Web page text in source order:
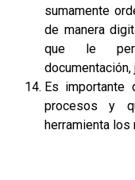
sumamente
de manera
que le
Es importante
procesos y
herramienta los